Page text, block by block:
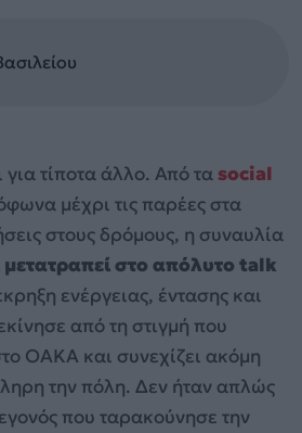
τίποτα άλλο. Από τα social
μέχρι τις παρέες στα
στους δρόμους, η συναυλία
μετατραπεί στο απόλυτο talk
ενέργειας, έντασης και
από τη στιγμή που
ΟΑΚΑ και συνεχίζει ακόμη
την πόλη. Δεν ήταν απλώς
που ταρακούνησε την